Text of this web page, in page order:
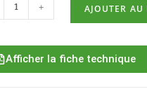
+ AJOUTER AU
Afficher la fiche technique